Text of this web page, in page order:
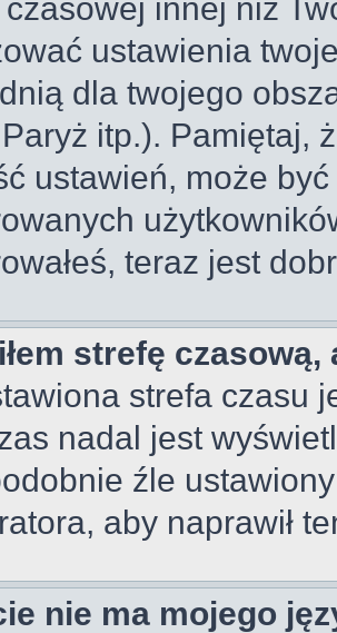
innej niż
ustawienia
dla twojego
itp.). Pamiętaj,
ustawień, może
teraz jest
strefę
strefa czasu
nadal jest
źle
aby naprawił
nie ma mojego